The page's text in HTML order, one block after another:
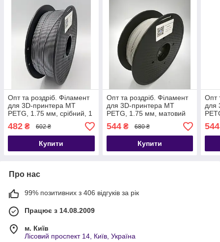
Опт та роздріб. Філамент
для 3D-принтера MT
PETG, 1.75 мм, срібний, 1
кг (3DMT-PETG1.75-01-S)
482 ₴ 602 ₴
Купити
Опт та роздріб. Філамент
для 3D-принтера MT
PETG, 1.75 мм, матовий
сірий, 1 кг (3DMT-
PETG1.75-01-MGR)
544₴ 680 ₴
Купити
Опт
для
544
Про нас
99% позитивних з 406 відгуків за рік
Працює з 14.08.2009
м. Київ
Лісовий проспект 14, Київ, Україна